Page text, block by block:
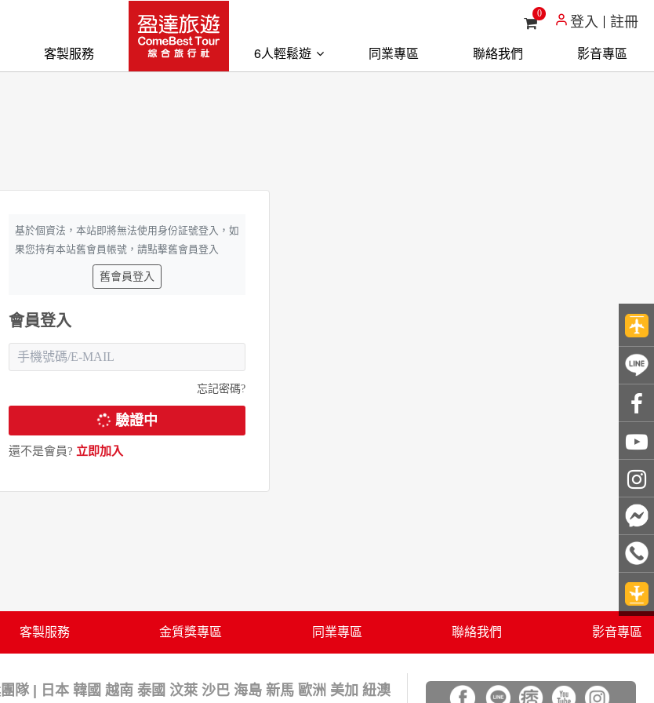
客製服務 6人輕鬆遊 同業專區 聯絡我們 影音專區
0
登入 註冊
基於個資法，本站即將無法使用身份証號登入，如
果您持有本站舊會員帳號，請點擊舊會員登入
舊會員登入
會員登入
忘記密碼?
驗證中
還不是會員? 立即加入
客製服務 金質獎專區 同業專區 聯絡我們 影音專區
隊 | 日本 韓國 越南 泰國 汶萊 沙巴 海島 新馬 歐洲 美加 紐澳